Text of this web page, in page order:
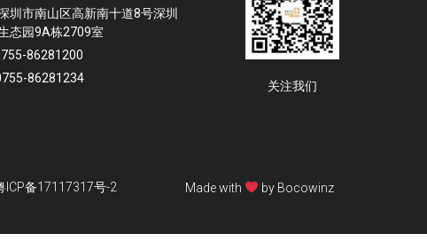
或远程技术支持等工作，快速解决问题。
圳市南山区高新南十道8号深圳
态园9A栋2709室
86281200
86281234
关注我们
ICP备17117317号-2 Made with by Bocowinz